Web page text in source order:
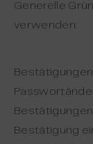
Generelle
verwenden:
Bestätigung